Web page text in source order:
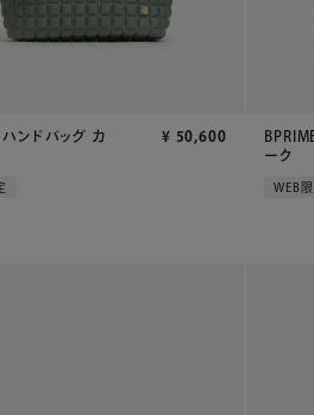
ハンドバッグ カ
¥ 50,600
ーク
WEB